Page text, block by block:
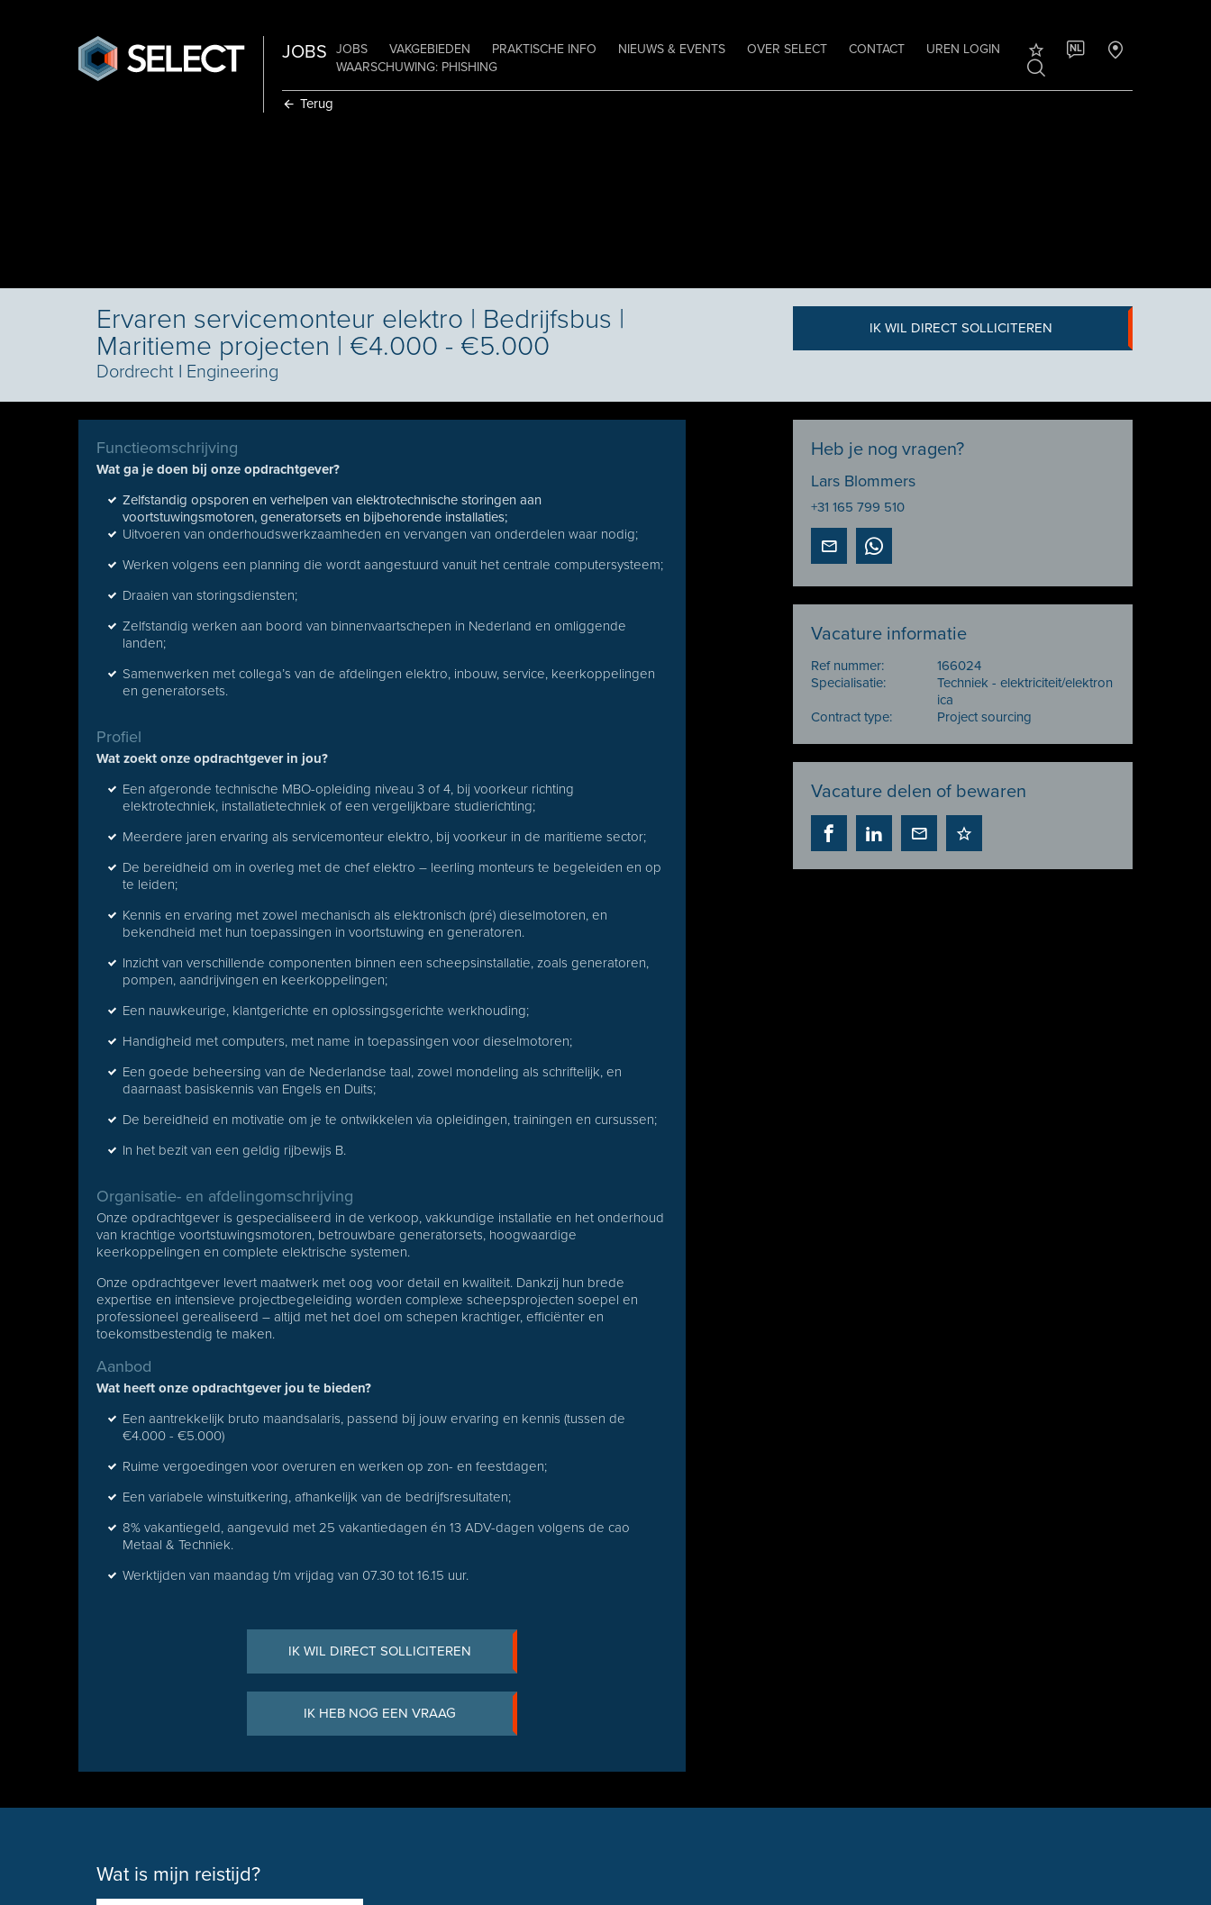
JOBS JOBS VAKGEBIEDEN PRAKTISCHE INFO NIEUWS & EVENTS OVER SELECT CONTACT
UREN LOGIN
WAARSCHUWING: PHISHING
NL
Terug
Ervaren servicemonteur elektro | Bedrijfsbus |
Maritieme projecten | €4.000 - €5.000
Dordrecht I Engineering
IK WIL DIRECT SOLLICITEREN
Functieomschrijving
Wat ga je doen bij onze opdrachtgever?
Zelfstandig opsporen en verhelpen van elektrotechnische storingen aan
voortstuwingsmotoren, generatorsets en bijbehorende installaties;
Uitvoeren van onderhoudswerkzaamheden en vervangen van onderdelen waar nodig;
Werken volgens een planning die wordt aangestuurd vanuit het centrale computersysteem;
Draaien van storingsdiensten;
Zelfstandig werken aan boord van binnenvaartschepen in Nederland en omliggende
landen;
Samenwerken met collega’s van de afdelingen elektro, inbouw, service, keerkoppelingen
en generatorsets.
Profiel
Wat zoekt onze opdrachtgever in jou?
Een afgeronde technische MBO-opleiding niveau 3 of 4, bij voorkeur richting
elektrotechniek, installatietechniek of een vergelijkbare studierichting;
Meerdere jaren ervaring als servicemonteur elektro, bij voorkeur in de maritieme sector;
De bereidheid om in overleg met de chef elektro – leerling monteurs te begeleiden en op
te leiden;
Kennis en ervaring met zowel mechanisch als elektronisch (pré) dieselmotoren, en
bekendheid met hun toepassingen in voortstuwing en generatoren.
Inzicht van verschillende componenten binnen een scheepsinstallatie, zoals generatoren,
pompen, aandrijvingen en keerkoppelingen;
Een nauwkeurige, klantgerichte en oplossingsgerichte werkhouding;
Handigheid met computers, met name in toepassingen voor dieselmotoren;
Een goede beheersing van de Nederlandse taal, zowel mondeling als schriftelijk, en
daarnaast basiskennis van Engels en Duits;
De bereidheid en motivatie om je te ontwikkelen via opleidingen, trainingen en cursussen;
In het bezit van een geldig rijbewijs B.
Organisatie- en afdelingomschrijving
Onze opdrachtgever is gespecialiseerd in de verkoop, vakkundige installatie en het onderhoud
van krachtige voortstuwingsmotoren, betrouwbare generatorsets, hoogwaardige
keerkoppelingen en complete elektrische systemen.
Onze opdrachtgever levert maatwerk met oog voor detail en kwaliteit. Dankzij hun brede
expertise en intensieve projectbegeleiding worden complexe scheepsprojecten soepel en
professioneel gerealiseerd – altijd met het doel om schepen krachtiger, efficiënter en
toekomstbestendig te maken.
Aanbod
Wat heeft onze opdrachtgever jou te bieden?
Een aantrekkelijk bruto maandsalaris, passend bij jouw ervaring en kennis (tussen de
€4.000 - €5.000)
Ruime vergoedingen voor overuren en werken op zon- en feestdagen;
Een variabele winstuitkering, afhankelijk van de bedrijfsresultaten;
8% vakantiegeld, aangevuld met 25 vakantiedagen én 13 ADV-dagen volgens de cao
Metaal & Techniek.
Werktijden van maandag t/m vrijdag van 07.30 tot 16.15 uur.
IK WIL DIRECT SOLLICITEREN
IK HEB NOG EEN VRAAG
Heb je nog vragen?
Lars Blommers
+31 165 799 510
Vacature informatie
Ref nummer:
166024
Specialisatie:
Techniek - elektriciteit/elektron
ica
Contract type:
Project sourcing
Vacature delen of bewaren
Wat is mijn reistijd?